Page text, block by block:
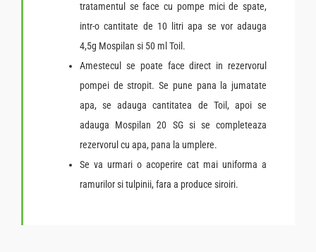
tratamentul se face cu pompe mici de spate,
intr-o cantitate de 10 litri apa se vor adauga
4,5g Mospilan si 50 ml Toil.
Amestecul se poate face direct in rezervorul
pompei de stropit. Se pune pana la jumatate
apa, se adauga cantitatea de Toil, apoi se
adauga Mospilan 20 SG si se completeaza
rezervorul cu apa, pana la umplere.
Se va urmari o acoperire cat mai uniforma a
ramurilor si tulpinii, fara a produce siroiri.